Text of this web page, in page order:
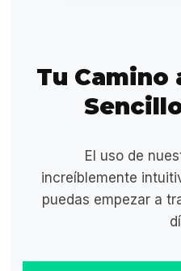
Tu Camino
El uso de
increíblemente
puedas empezar a